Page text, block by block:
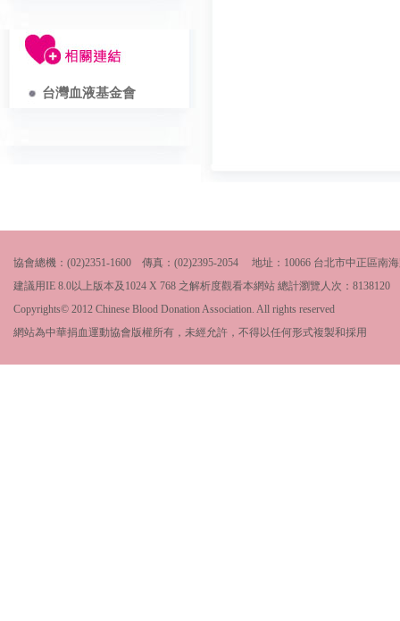
台灣血液基金會
協會總機：(02)2351-1600 傳真：(02)2395-2054 地址：10066 台北市中正區南
建議用IE 8.0以上版本及1024 X 768 之解析度觀看本網站 總計瀏覽人次： 8138120
Copyrights© 2012 Chinese Blood Donation Association. All rights reserved
網站為中華捐血運動協會版權所有，未經允許，不得以任何形式複製和採用